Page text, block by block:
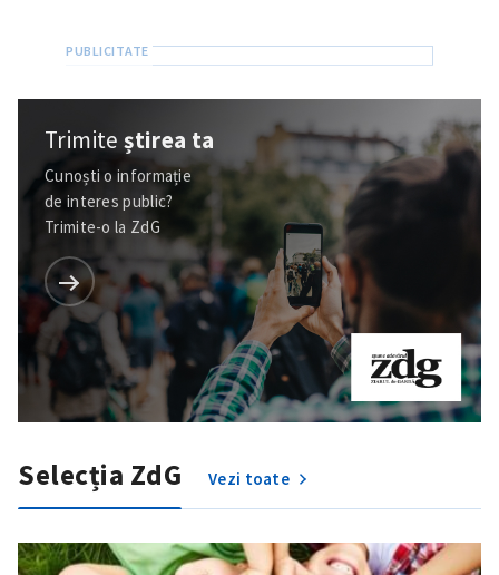
Trimiteștirea ta
Cunoști o informație
de interes public?
Trimite-o la ZdG
Selecția ZdG Vezi toate